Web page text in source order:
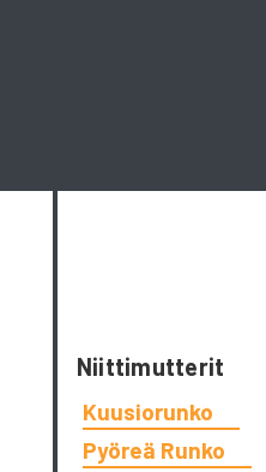
Niittimutterit
Kuusiorunko
Pyöreä Runko